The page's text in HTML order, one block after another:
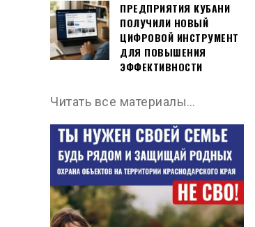
ПРЕДПРИЯТИЯ КУБАНИ
ПОЛУЧИЛИ НОВЫЙ
ЦИФРОВОЙ ИНСТРУМЕНТ
ДЛЯ ПОВЫШЕНИЯ
ЭФФЕКТИВНОСТИ
Читать все материалы…